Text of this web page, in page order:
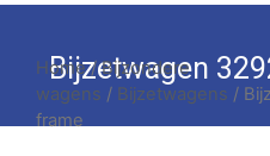
Bijzetwagen
Home/Bijzondere
wagens / Bijzetwagens /
frame